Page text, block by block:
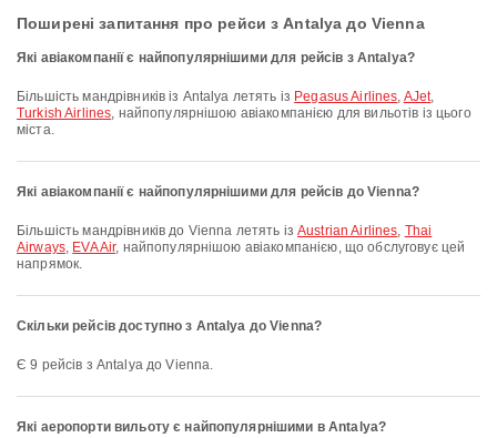
Поширені запитання про рейси з Antalya до Vienna
Які авіакомпанії є найпопулярнішими для рейсів з Antalya?
Більшість мандрівників із Antalya летять із Pegasus Airlines, AJet,
Turkish Airlines, найпопулярнішою авіакомпанією для вильотів із цього
міста.
Які авіакомпанії є найпопулярнішими для рейсів до Vienna?
Більшість мандрівників до Vienna летять ізAustrian Airlines, Thai
Airways, EVA Air, найпопулярнішою авіакомпанією, що обслуговує цей
напрямок.
Скільки рейсів доступно з Antalya до Vienna?
Є 9 рейсів з Antalya до Vienna.
Які аеропорти вильоту є найпопулярнішими в Antalya?